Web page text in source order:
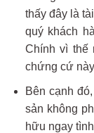
thấy đây là
quý khách
Chính vì thế
chứng cứ
Bên cạnh
sản không
hữu ngay